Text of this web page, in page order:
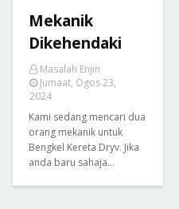
Mekanik
Dikehendaki
Masalah Enjin
Jumaat, Ogos 23,
2024
Kami sedang mencari dua
orang mekanik untuk
Bengkel Kereta Dryv. Jika
anda baru sahaja…